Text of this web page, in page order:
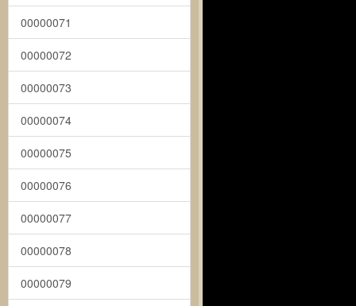
00000071
00000072
00000073
00000074
00000075
00000076
00000077
00000078
00000079